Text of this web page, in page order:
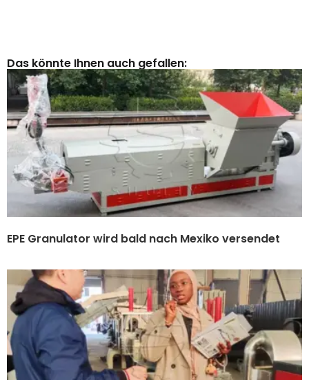
Das könnte Ihnen auch gefallen:
EPE Granulator wird bald nach Mexiko versendet